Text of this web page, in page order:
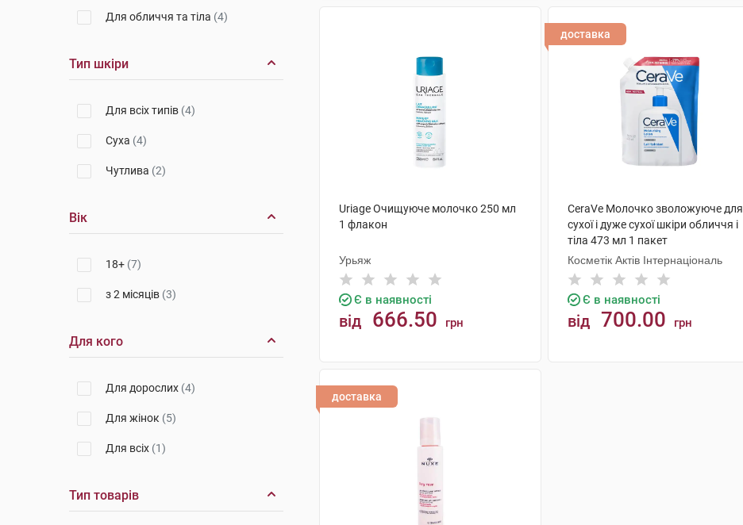
Для обличчя та тіла (4)
Тип шкіри
Для всіх типів (4)
Суха (4)
Чутлива (2)
Вік
18+ (7)
з 2 місяців (3)
Для кого
Для дорослих (4)
Для жінок (5)
Для всіх (1)
Тип товарів
Uriage Очищуюче молочко 250 мл
1 флакон
Урьяж
Є в наявності
від 666.50 грн
доставка
CeraVe Молочко зволожуюче для
сухої і дуже сухої шкіри обличчя і
тіла 473 мл 1 пакет
Косметік Актів Інтернаціональ
Є в наявності
від 700.00 грн
доставка